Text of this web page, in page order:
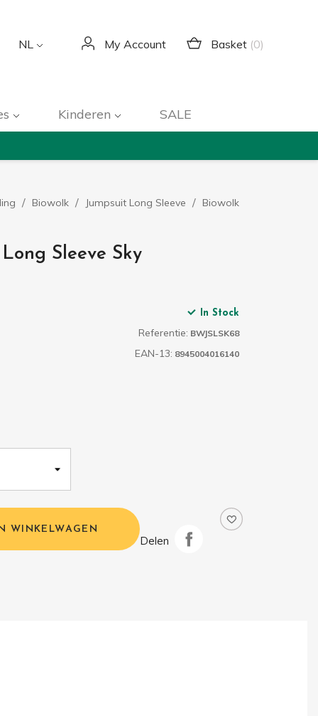
NL My Account Basket (0)
Kinderen SALE
Biowolk Jumpsuit Long Sleeve
Biowolk
Sleeve Sky
In Stock
Referentie: BWJSLSK68
EAN-13: 8945004016140
WINKELWAGEN
Delen